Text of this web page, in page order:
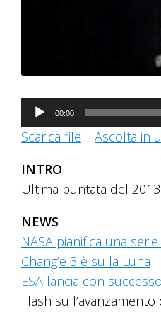
Audio
Player
00:00
Scarica file | Ascolta in
INTRO
Ultima puntata del 2013
NEWS
NASA pianifica una
Chang’e 3 è sulla Luna
ESA lancia con
Flash